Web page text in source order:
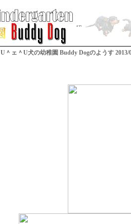
U＾ェ＾U犬の幼稚園 Buddy Dogのようす 2013/